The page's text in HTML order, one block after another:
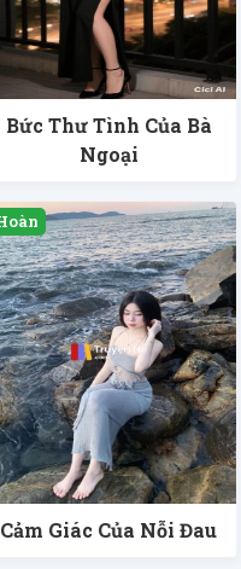
Bức Thư Tình Của Bà
Ngoại
Cảm Giác Của Nỗi Đau